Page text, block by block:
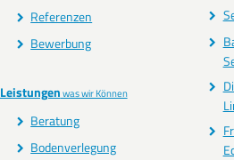
Referenzen
Bewerbung
Leistungenwas wir Können
Beratung
Bodenverlegung